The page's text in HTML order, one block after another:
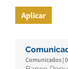
Aplicar
Comunicados |